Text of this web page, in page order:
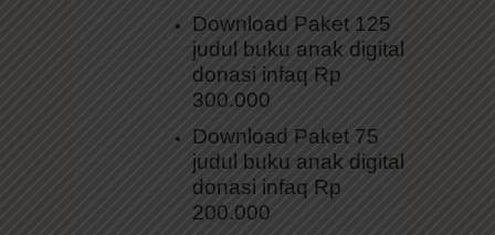
Download Paket 125
judul buku anak digital
donasi infaq Rp
300.000
Download Paket 75
judul buku anak digital
donasi infaq Rp
200.000